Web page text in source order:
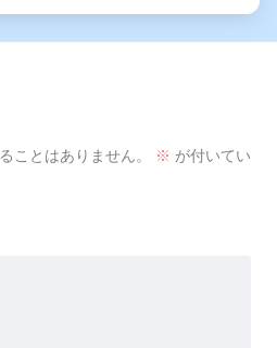
ことはありません。 ※ が付いてい